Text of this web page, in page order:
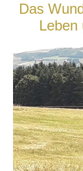
Das
Leben